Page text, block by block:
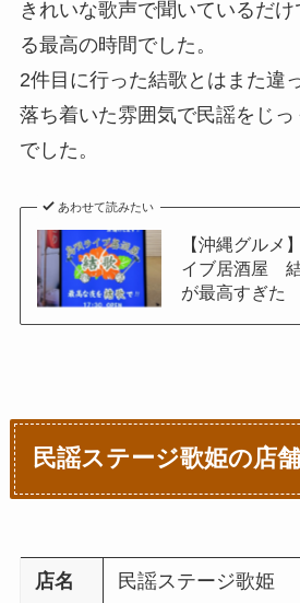
きれいな歌声で聞いているだ
る最高の時間でした。
2件目に行った結歌とはまた違
落ち着いた雰囲気で民謡をじ
でした。
あわせて読みたい
【沖縄グルメ
イブ居酒屋
が最高すぎた
民謡ステージ歌姫の店
店名 民謡ステージ歌姫